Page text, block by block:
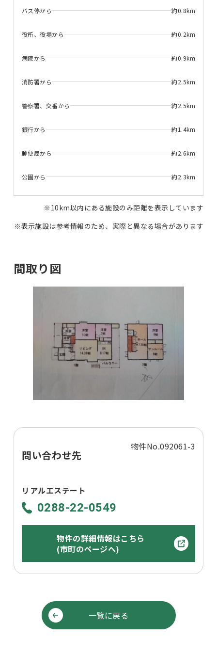
バス停から 約0.8km
役所、役場から 約0.2km
病院から 約0.9km
消防署から 約2.5km
警察署、交番から 約2.5km
銀行から 約1.4km
郵便局から 約2.6km
公園から 約2.3km
※10km以内にある施設のみ距離を表示しています
※表示施設は参考情報のため、実際と異なる場合があります
間取り図
問い合わせ先
物件No.092061-3
リアルエステート
0288-22-0549
物件の詳細情報はこちら
(市町のページへ)
一覧に戻る